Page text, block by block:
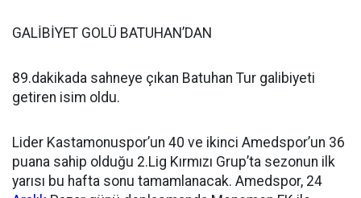
GALİBİYET GOLÜ BATUHAN’DAN
89.dakikada sahneye çıkan Batuhan Tur galibiyeti
getiren isim oldu.
Lider Kastamonuspor’un 40 ve ikinci Amedspor’un 36
puana sahip olduğu 2.Lig Kırmızı Grup’ta sezonun ilk
yarısı bu hafta sonu tamamlanacak. Amedspor, 24